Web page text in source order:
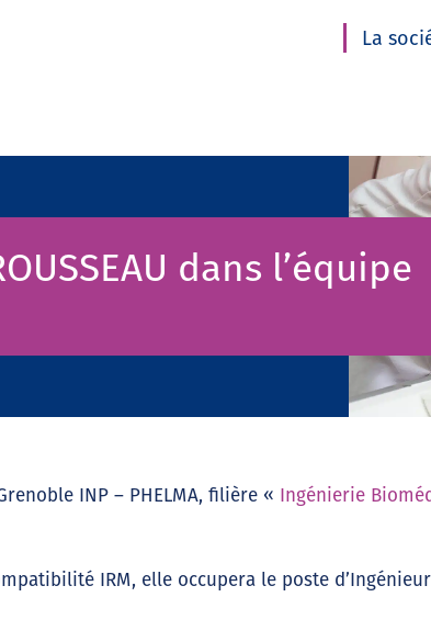
La
dans l’équipe
INP – PHELMA, filière « Ingénierie
IRM, elle occupera le poste